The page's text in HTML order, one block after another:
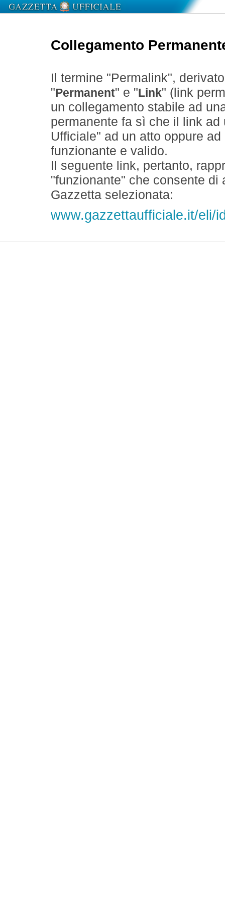
Collegamento
Il termine "Permalink",
" Permanent" e " Link" (link
un collegamento stabile ad
permanente fa sì che il link
Ufficiale" ad un atto oppure
funzionante e valido.
Il seguente link, pertanto,
"funzionante" che consente
Gazzetta selezionata:
www.gazzettaufficiale.it/eli/